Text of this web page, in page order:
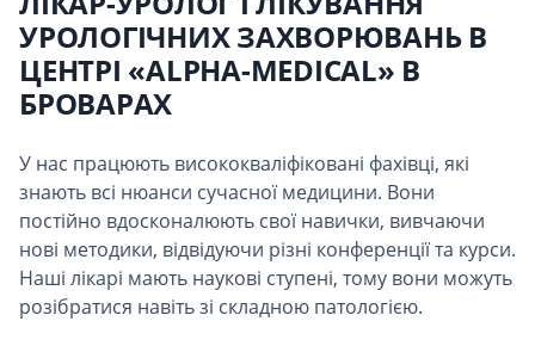
УРОЛОГІЧНИХ ЗАХВОРЮВАНЬ В
ЦЕНТРІ «ALPHA-MEDICAL» В
БРОВАРАХ
У нас працюють висококваліфіковані фахівці, які
знають всі нюанси сучасної медицини. Вони
постійно вдосконалюють свої навички, вивчаючи
нові методики, відвідуючи різні конференції та курси.
Наші лікарі мають наукові ступені, тому вони можуть
розібратися навіть зі складною патологією.